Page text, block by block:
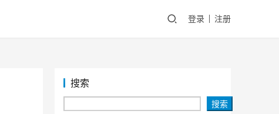
登录 注册
搜索
搜索